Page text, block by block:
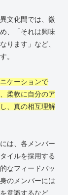
文化間では、微
、「それは興味
ります」など、
。
ケーションで
柔軟に自分のア
、真の相互理解
は、各メンバー
イルを採用する
なフィードバッ
のメンバーには
意識するなど、